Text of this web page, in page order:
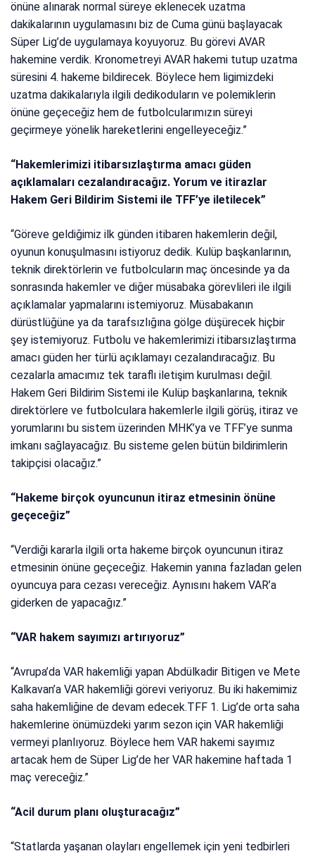
önüne alınarak normal süreye eklenecek uzatma
dakikalarının uygulamasını biz de Cuma günü başlayacak
Süper Lig’de uygulamaya koyuyoruz. Bu görevi AVAR
hakemine verdik. Kronometreyi AVAR hakemi tutup uzatma
süresini 4. hakeme bildirecek. Böylece hem ligimizdeki
uzatma dakikalarıyla ilgili dedikoduların ve polemiklerin
önüne geçeceğiz hem de futbolcularımızın süreyi
geçirmeye yönelik hareketlerini engelleyeceğiz.”
“Hakemlerimizi itibarsızlaştırma amacı güden
açıklamaları cezalandıracağız. Yorum ve itirazlar
Hakem Geri Bildirim Sistemi ile TFF’ye iletilecek”
“Göreve geldiğimiz ilk günden itibaren hakemlerin değil,
oyunun konuşulmasını istiyoruz dedik. Kulüp başkanlarının,
teknik direktörlerin ve futbolcuların maç öncesinde ya da
sonrasında hakemler ve diğer müsabaka görevlileri ile ilgili
açıklamalar yapmalarını istemiyoruz. Müsabakanın
dürüstlüğüne ya da tarafsızlığına gölge düşürecek hiçbir
şey istemiyoruz. Futbolu ve hakemlerimizi itibarsızlaştırma
amacı güden her türlü açıklamayı cezalandıracağız. Bu
cezalarla amacımız tek taraflı iletişim kurulması değil.
Hakem Geri Bildirim Sistemi ile Kulüp başkanlarına, teknik
direktörlere ve futbolculara hakemlerle ilgili görüş, itiraz ve
yorumlarını bu sistem üzerinden MHK’ya ve TFF’ye sunma
imkanı sağlayacağız. Bu sisteme gelen bütün bildirimlerin
takipçisi olacağız.”
“Hakeme birçok oyuncunun itiraz etmesinin önüne
geçeceğiz”
“Verdiği kararla ilgili orta hakeme birçok oyuncunun itiraz
etmesinin önüne geçeceğiz. Hakemin yanına fazladan gelen
oyuncuya para cezası vereceğiz. Aynısını hakem VAR’a
giderken de yapacağız.”
“VAR hakem sayımızı artırıyoruz”
“Avrupa’da VAR hakemliği yapan Abdülkadir Bitigen ve Mete
Kalkavan’a VAR hakemliği görevi veriyoruz. Bu iki hakemimiz
saha hakemliğine de devam edecek.TFF 1. Lig’de orta saha
hakemlerine önümüzdeki yarım sezon için VAR hakemliği
vermeyi planlıyoruz. Böylece hem VAR hakemi sayımız
artacak hem de Süper Lig’de her VAR hakemine haftada 1
maç vereceğiz.”
“Acil durum planı oluşturacağız”
“Statlarda yaşanan olayları engellemek için yeni tedbirleri